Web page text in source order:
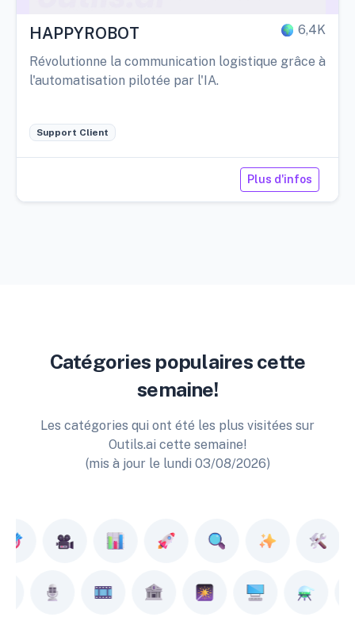
HAPPYROBOT 6,4K
Révolutionne la communication logistique grâce à
l'automatisation pilotée par l'IA.
Support Client
Plus d'infos
Catégories populaires cette
semaine!
Les catégories qui ont été les plus visitées sur
Outils.ai cette semaine!
(mis à jour le lundi 03/08/2026)